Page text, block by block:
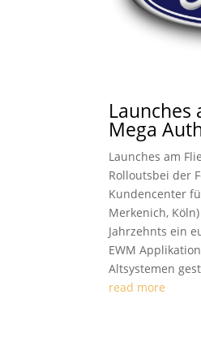
Launches
Mega
Launches am
Rolloutsbei der
Kundencenter
Merkenich,
Jahrzehnts ein
EWM
Altsystemen
read more